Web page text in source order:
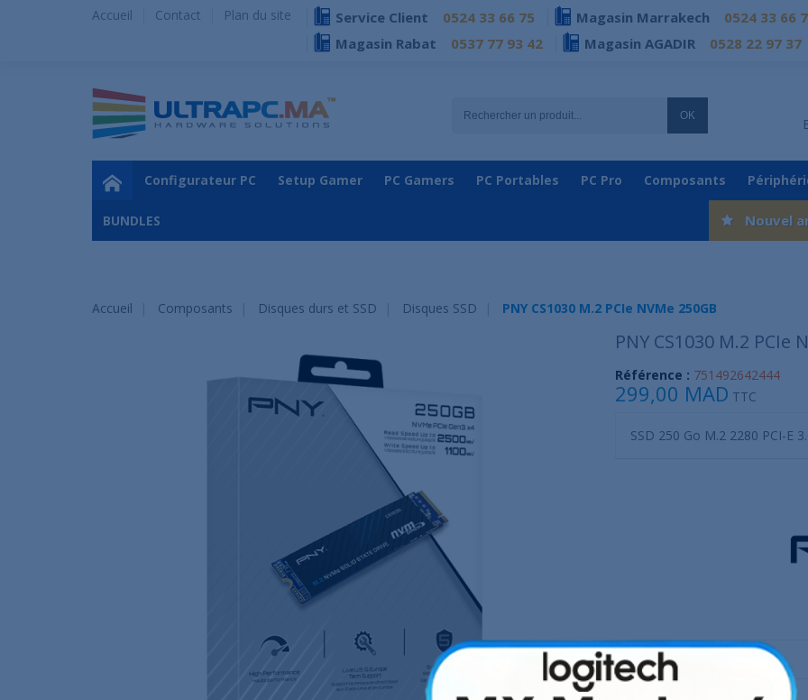
Accueil Contact Plan du site Service Client 0524 33 66 75 Magasin Marrakech 0524 33 66
Magasin Rabat
0537 77 93 42 Magasin AGADIR 0528 22 97 37
OK
Nouvel
Configurateur PC Setup Gamer PC Gamers PC Portables PC Pro Composants
BUNDLES
Accueil Composants Disques durs et SSD Disques SSD PNY CS1030 M.2 PCIe NVMe 250GB
PNY CS1030 M.2 PCIe
Référence : 751492642444
299,00 MAD TTC
SSD 250 Go M.2 2280 PCI-E
État